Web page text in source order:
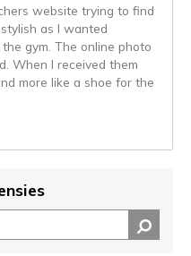
website trying to find
as I wanted
gym. The online photo
When I received them
more like a shoe for the